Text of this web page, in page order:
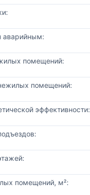
аварийным:
помещений:
помещений:
эффективности:
помещений, м²: